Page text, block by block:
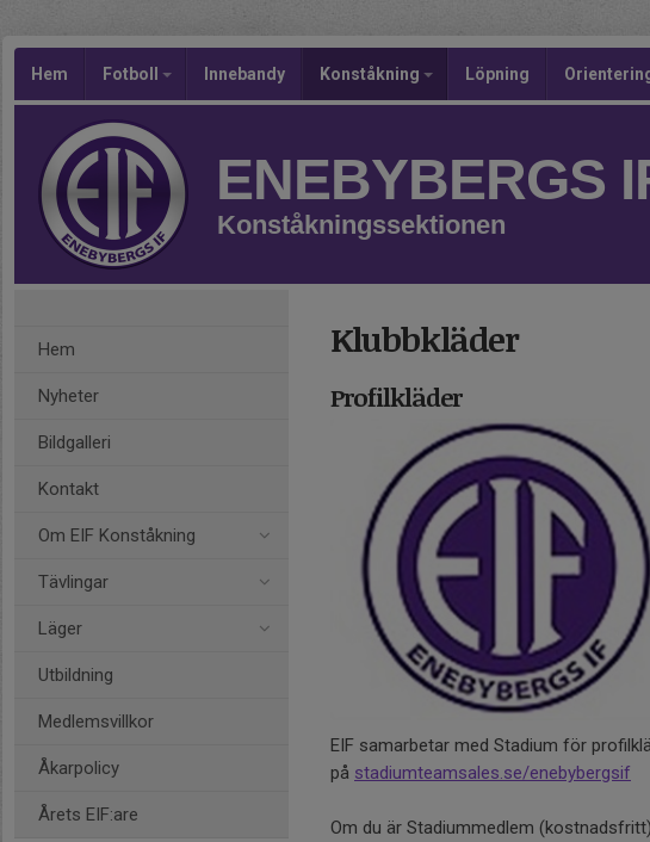
Hem Fotboll Innebandy Konståkning Löpning
ENEBYBERGS
Konståkningssektionen
Hem
Nyheter
Bildgalleri
Kontakt
Om EIF Konståkning
Tävlingar
Läger
Utbildning
Medlemsvillkor
Åkarpolicy
Årets EIF:are
Klubbkläder
Profilkläder
EIF samarbetar med Stadium för
på stadiumteamsales.se/enebybergsif
Om du är Stadiummedlem